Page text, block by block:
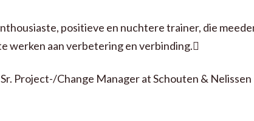
positieve en nuchtere trainer, die
werken aan verbetering en verbinding.
Project-/Change Manager at Schouten & Nelissen